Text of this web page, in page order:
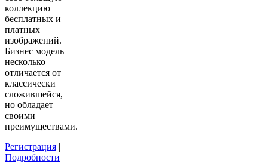
коллекцию
бесплатных и
платных
изображений.
Бизнес модель
несколько
отличается от
классически
сложившейся,
но обладает
своими
преимуществами.
Регистрация |
Подробности